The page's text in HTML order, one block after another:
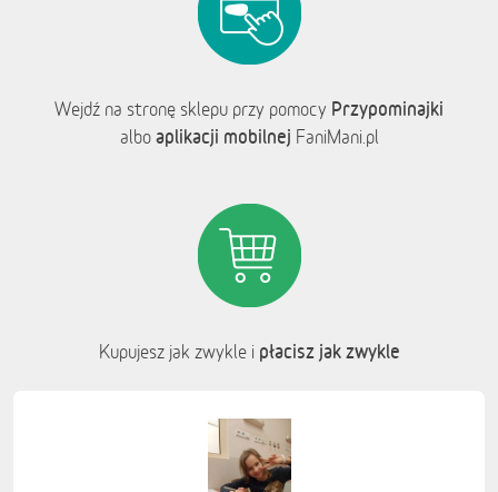
Wejdź na stronę sklepu przy pomocy Przypominajki
albo aplikacji mobilnej FaniMani.pl
Kupujesz jak zwykle i płacisz jak zwykle